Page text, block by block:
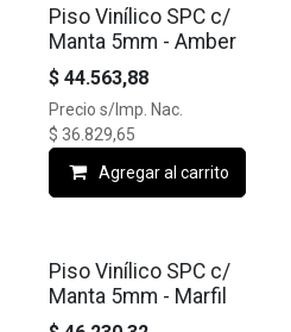
Piso Vinílico SPC c/
Manta 5mm - Amber
$ 44.563,88
Precio s/Imp. Nac.
$ 36.829,65
Agregar al carrito
Piso Vinílico SPC c/
Manta 5mm - Marfil